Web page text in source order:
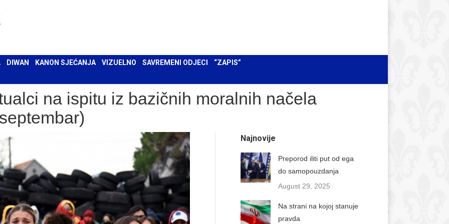
DIWAN KANON SJEĆANJA VIZUELNO SAVREMENI ODJECI “ZAPIS”
na ispitu iz bazičnih moralnih načela
Najnovije
Preporod iliti put od ega
do samopouzdanja
August 29, 2025
Na strani na kojoj stanuje
pravda
opens
window